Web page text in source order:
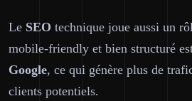
Le SEO technique joue aussi un
mobile-friendly et bien structuré
Google, ce qui génère plus de
clients potentiels.